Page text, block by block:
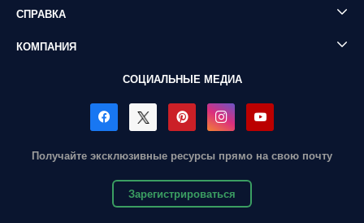
СПРАВКА
КОМПАНИЯ
СОЦИАЛЬНЫЕ МЕДИА
Получайте эксклюзивные ресурсы прямо на свою почту
Зарегистрироваться